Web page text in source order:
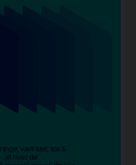
værktøjer, tips &
alt hvad der